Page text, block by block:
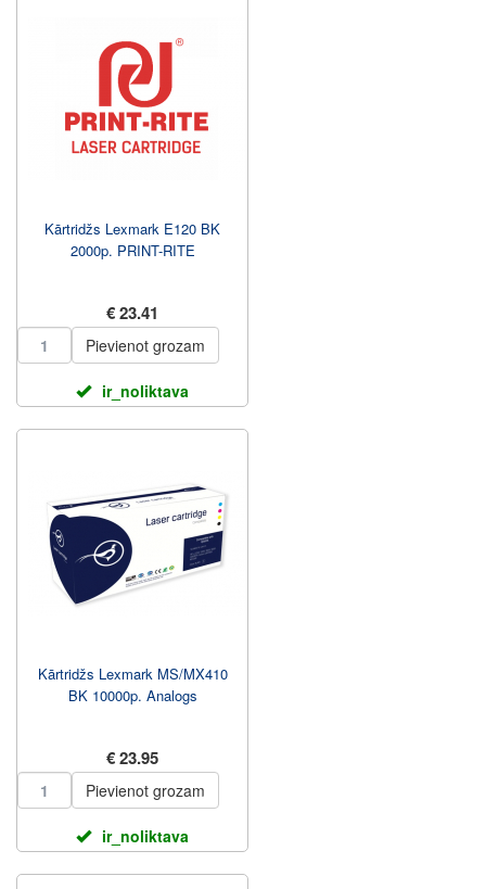
Kārtridžs Lexmark E120 BK
2000p. PRINT-RITE
€ 23.41
Pievienot grozam
ir_noliktava
Kārtridžs Lexmark MS/MX410
BK 10000p. Analogs
€ 23.95
Pievienot grozam
ir_noliktava